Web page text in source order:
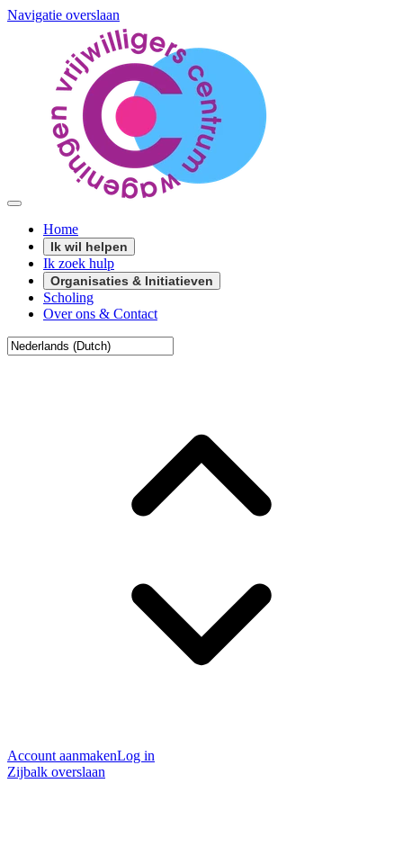
Navigatie overslaan
Home
Ik wil helpen
Ik zoek hulp
Organisaties & Initiatieven
Scholing
Over ons & Contact
Account aanmakenLog in
Zijbalk overslaan